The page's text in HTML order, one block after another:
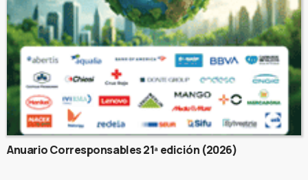
Anuario Corresponsables 21ª edición (2026)